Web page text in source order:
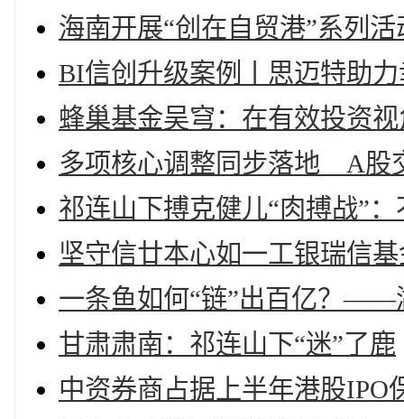
海南开展“创在自贸港”系列活
BI信创升级案例丨思迈特助
蜂巢基金吴穹：在有效投资
多项核心调整同步落地 A股
祁连山下搏克健儿“肉搏战”
坚守信廿本心如一工银瑞信
一条鱼如何“链”出百亿？——
甘肃肃南：祁连山下“迷”了鹿
中资券商占据上半年港股IPO